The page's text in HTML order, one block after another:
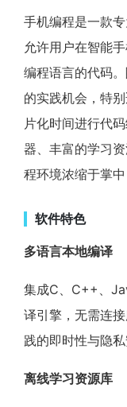
手机编程是一款
允许用户在智能
编程语言的代码
的实践机会，特
片化时间进行代
器、丰富的学习
程环境浓缩于掌
软件特色
多语言本地编译
集成C、C++、
译引擎，无需连
践的即时性与隐私
离线学习资源库